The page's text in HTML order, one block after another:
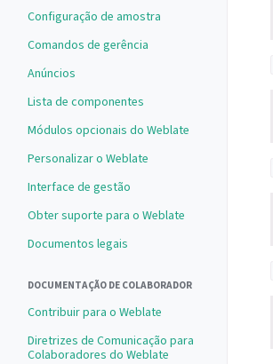
Configuração de amostra
Comandos de gerência
Anúncios
Lista de componentes
Módulos opcionais do Weblate
Personalizar o Weblate
Interface de gestão
Obter suporte para o Weblate
Documentos legais
DOCUMENTAÇÃO DE COLABORADOR
Contribuir para o Weblate
Diretrizes de Comunicação para
Colaboradores do Weblate